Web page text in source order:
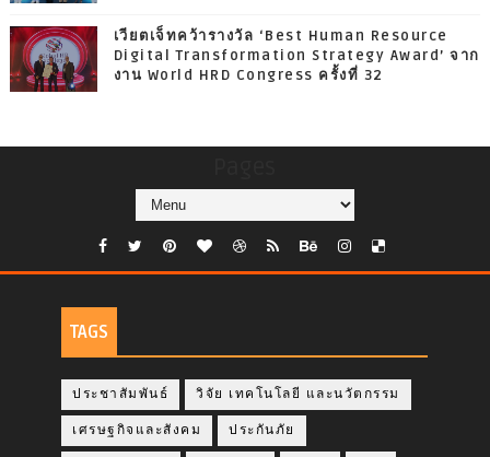
เวียตเจ็ทคว้ารางวัล ‘Best Human Resource
Digital Transformation Strategy Award’ จาก
งาน World HRD Congress ครั้งที่ 32
TAGS
ประชาสัมพันธ์ วิจัย เทคโนโลยี และนวัตกรรม
เศรษฐกิจและสังคม ประกันภัย